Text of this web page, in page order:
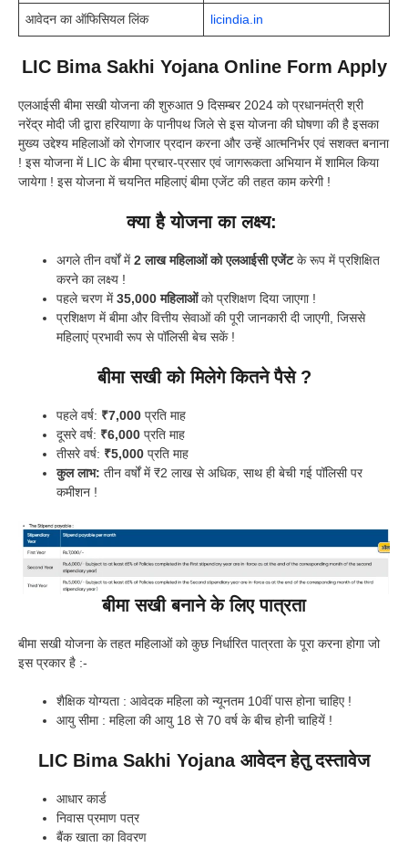
आवेदन का ऑफिसियल लिंक licindia.in
LIC Bima Sakhi Yojana Online Form Apply
एलआईसी बीमा सखी योजना की शुरुआत 9 दिसम्बर 2024 को प्रधानमंत्री श्री
नरेंद्र मोदी जी द्वारा हरियाणा के पानीपथ जिले से इस योजना की घोषणा की है इसका
मुख्य उद्देश्य महिलाओं को रोगजार प्रदान करना और उन्हें आत्मनिर्भर एवं सशक्त बनाना
! इस योजना में LIC के बीमा प्रचार-प्रसार एवं जागरूकता अभियान में शामिल किया
जायेगा ! इस योजना में चयनित महिलाएं बीमा एजेंट की तहत काम करेगी !
क्या है योजना का लक्ष्य:
अगले तीन वर्षों में2 लाख महिलाओं को एलआईसी एजेंटके रूप में प्रशिक्षित
करने का लक्ष्य !
पहले चरण में35,000 महिलाओंको प्रशिक्षण दिया जाएगा !
प्रशिक्षण में बीमा और वित्तीय सेवाओं की पूरी जानकारी दी जाएगी, जिससे
महिलाएं प्रभावी रूप से पॉलिसी बेच सकें !
बीमा सखी को मिलेगे कितने पैसे ?
पहले वर्ष: ₹7,000 प्रति माह
दूसरे वर्ष: ₹6,000 प्रति माह
तीसरे वर्ष: ₹5,000 प्रति माह
कुल लाभ: तीन वर्षों में ₹2 लाख से अधिक, साथ ही बेची गई पॉलिसी पर
कमीशन !
बीमा सखी बनाने के लिए पात्रता
बीमा सखी योजना के तहत महिलाओं को कुछ निर्धारित पात्रता के पूरा करना होगा जो
इस प्रकार है :-
शैक्षिक योग्यता : आवेदक महिला को न्यूनतम 10वीं पास होना चाहिए !
आयु सीमा : महिला की आयु 18 से 70 वर्ष के बीच होनी चाहियें !
LIC Bima Sakhi Yojana आवेदन हेतु दस्तावेज
आधार कार्ड
निवास प्रमाण पत्र
बैंक खाता का विवरण